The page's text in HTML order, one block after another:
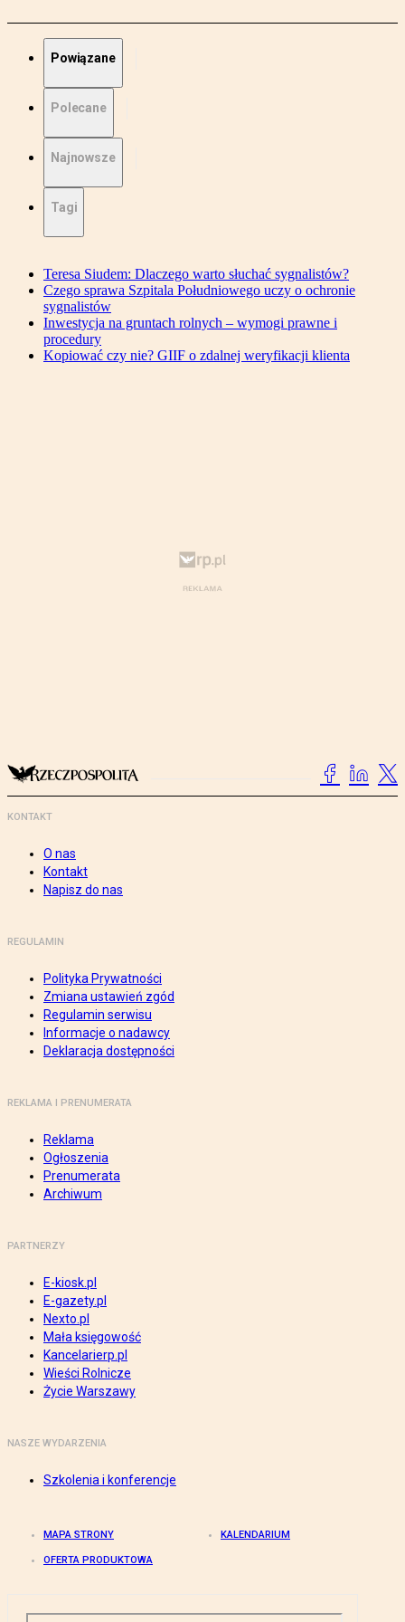
Powiązane
Polecane
Najnowsze
Tagi
Teresa Siudem: Dlaczego warto słuchać sygnalistów?
Czego sprawa Szpitala Południowego uczy o ochronie
sygnalistów
Inwestycja na gruntach rolnych – wymogi prawne i
procedury
Kopiować czy nie? GIIF o zdalnej weryfikacji klienta
KONTAKT
O nas
Kontakt
Napisz do nas
REGULAMIN
Polityka Prywatności
Zmiana ustawień zgód
Regulamin serwisu
Informacje o nadawcy
Deklaracja dostępności
REKLAMA I PRENUMERATA
Reklama
Ogłoszenia
Prenumerata
Archiwum
PARTNERZY
E-kiosk.pl
E-gazety.pl
Nexto.pl
Mała księgowość
Kancelarierp.pl
Wieści Rolnicze
Życie Warszawy
NASZE WYDARZENIA
Szkolenia i konferencje
MAPA STRONY KALENDARIUM
OFERTA PRODUKTOWA